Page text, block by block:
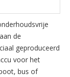
de
geproduceerd
voor het
bus of